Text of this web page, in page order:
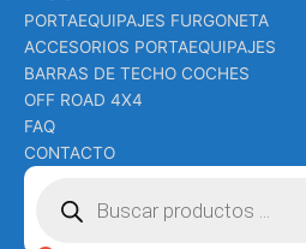
PORTAEQUIPAJES FURGONETA
ACCESORIOS PORTAEQUIPAJES
BARRAS DE TECHO COCHES
OFF ROAD 4X4
FAQ
CONTACTO
Búsqueda
productos